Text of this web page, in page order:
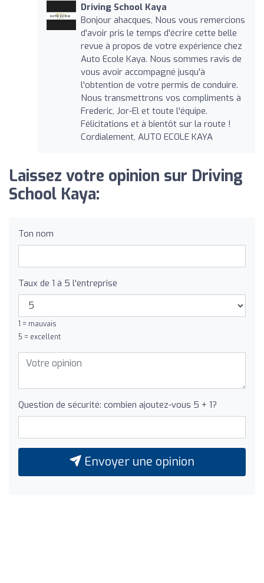
Driving School Kaya
Bonjour ahacques, Nous vous remercions
d'avoir pris le temps d'écrire cette belle
revue à propos de votre expérience chez
Auto Ecole Kaya. Nous sommes ravis de
vous avoir accompagné jusqu'à
l'obtention de votre permis de conduire.
Nous transmettrons vos compliments à
Frederic, Jor-El et toute l'équipe.
Félicitations et à bientôt sur la route !
Cordialement, AUTO ECOLE KAYA
Laissez votre opinion sur Driving
School Kaya:
Ton nom
Taux de 1 à 5 l'entreprise
1 = mauvais
5 = excellent
Question de sécurité: combien ajoutez-vous 5 + 1?
Envoyer une opinion